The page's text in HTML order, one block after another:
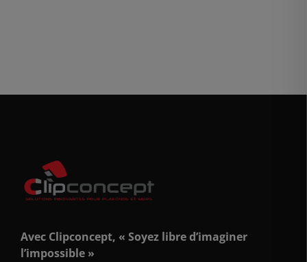
Avec Clipconcept, « Soyez libre d’imaginer
l’impossible »